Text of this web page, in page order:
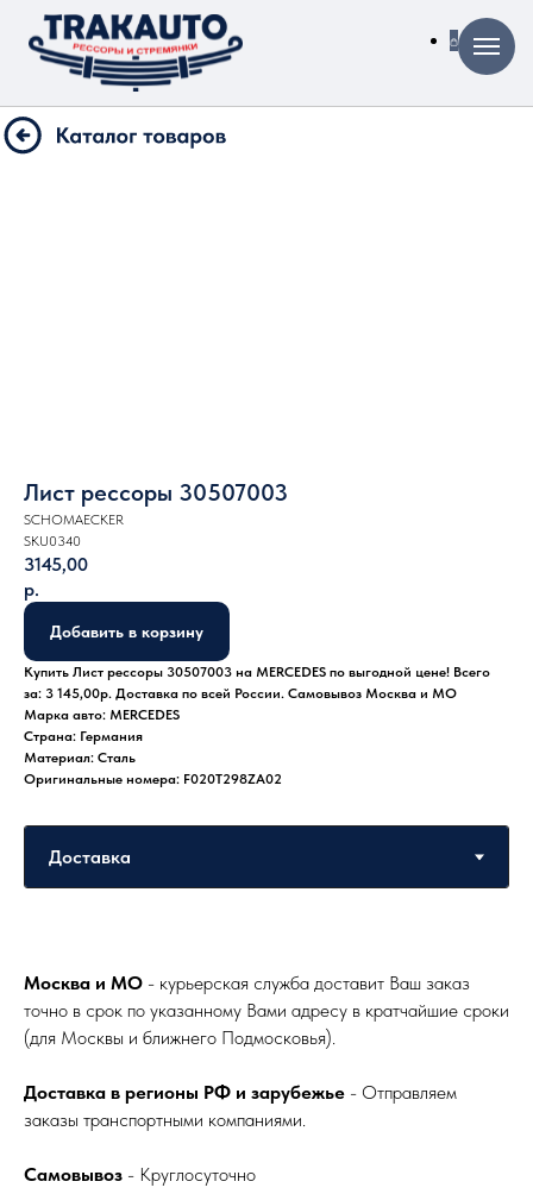
Лист рессоры 30507003
SCHOMAECKER
SKU0340
3145,00
р.
Добавить в корзину
Купить Лист рессоры 30507003 на MERCEDES по выгодной цене! Всего
за: 3 145,00р. Доставка по всей России. Самовывоз Москва и МО
Марка авто: MERCEDES
Страна: Германия
Материал: Сталь
Оригинальные номера: F020T298ZA02
Москва и МО - курьерская служба доставит Ваш заказ
точно в срок по указанному Вами адресу в кратчайшие сроки
(для Москвы и ближнего Подмосковья).
Доставка в регионы РФ и зарубежье - Отправляем
заказы транспортными компаниями.
Самовывоз - Круглосуточно